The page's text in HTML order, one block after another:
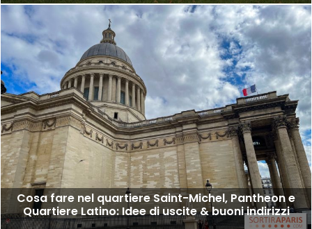
Cosa fare nel quartiere Saint-Michel, Pantheon e
Quartiere Latino: Idee di uscite & buoni indirizzi